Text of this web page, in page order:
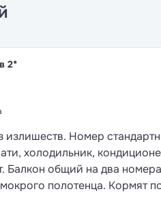
2*
излишеств. Номер
холодильник,
Балкон общий на два
полотенца. Кормят